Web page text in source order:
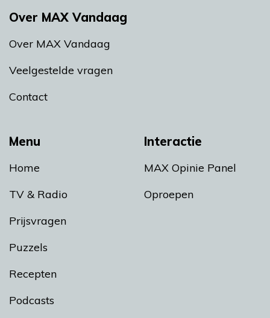
Menu
Home
TV & Radio
Prijsvragen
Puzzels
Recepten
Podcasts
Interactie
MAX Opinie Panel
Oproepen
Over MAX Vandaag
Over MAX Vandaag
Veelgestelde vragen
Contact